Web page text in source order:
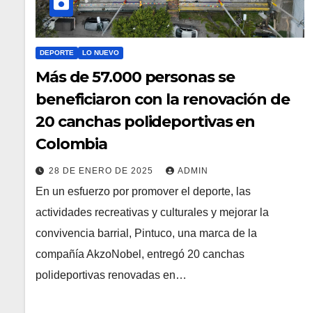
DEPORTE LO NUEVO
Más de 57.000 personas se
beneficiaron con la renovación de
20 canchas polideportivas en
Colombia
28 DE ENERO DE 2025 ADMIN
En un esfuerzo por promover el deporte, las
actividades recreativas y culturales y mejorar la
convivencia barrial, Pintuco, una marca de la
compañía AkzoNobel, entregó 20 canchas
polideportivas renovadas en…